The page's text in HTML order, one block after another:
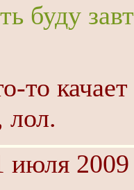
буду
то
лол.
июля